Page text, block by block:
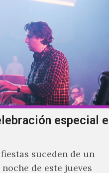
especial
suceden de un
de este jueves